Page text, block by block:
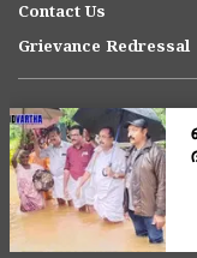
Contact Us
Grievance Redressal
Copyright